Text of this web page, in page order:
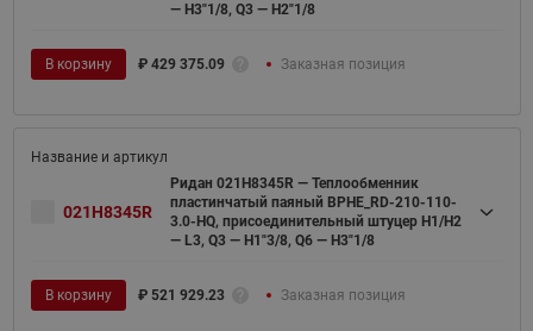
— H3"1/8, Q3 — H2"1/8
В корзину ₽ 429 375.09 Заказная позиция
021H8345R
Ридан 021H8345R — Теплообменник
пластинчатый паяный BPHE_RD-210-110-
3.0-HQ, присоединительный штуцер H1/H2
— L3, Q3 — H1"3/8, Q6 — H3"1/8
В корзину ₽ 521 929.23 Заказная позиция